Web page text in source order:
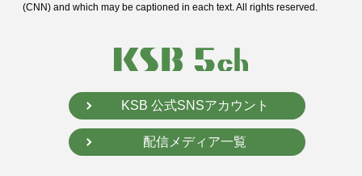
(CNN) and which may be captioned in each text. All rights reserved.
KSB 公式SNSアカウント
配信メディア一覧